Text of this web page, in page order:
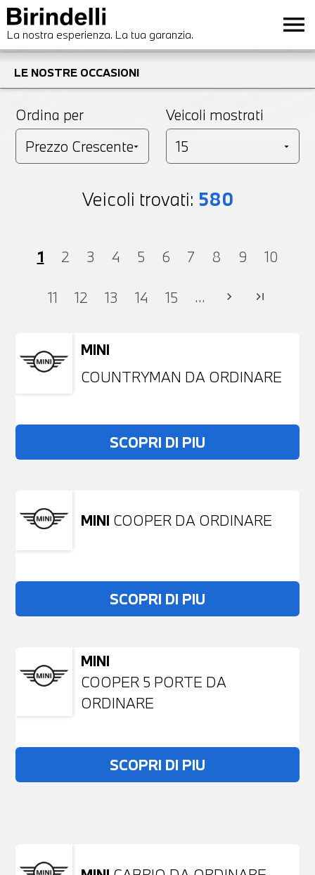
La nostra esperienza. La tua garanzia. menu
LE NOSTRE OCCASIONI
Ordina per Veicoli mostrati
Veicoli trovati: 580
1 2 3 4 5 6 7 8 9 10
11 12 13 14 15 ... chevron_right last_page
MINI
COUNTRYMAN DA ORDINARE
SCOPRI DI PIU
MINI COOPER DA ORDINARE
SCOPRI DI PIU
MINI
COOPER 5 PORTE DA
ORDINARE
SCOPRI DI PIU
Non stai trovando ciò che cerchi?